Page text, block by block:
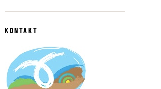
KONTAKT